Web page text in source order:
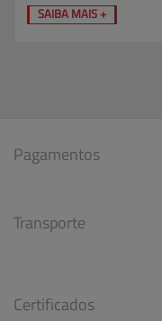
SAIBA MAIS +
Pagamentos
Transporte
Certificados